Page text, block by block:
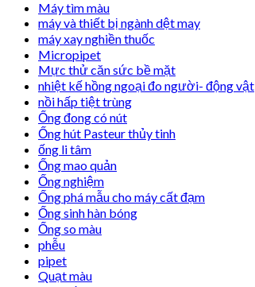
Máy tìm màu
máy và thiết bị ngành dệt may
máy xay nghiền thuốc
Micropipet
Mực thử căn sức bề mặt
nhiệt kế hồng ngoại đo người- động vật
nồi hấp tiệt trùng
Ống đong có nút
Ống hút Pasteur thủy tinh
ống li tâm
Ống mao quản
Ống nghiệm
Ống phá mẫu cho máy cất đạm
Ống sinh hàn bóng
Ống so màu
phễu
pipet
Quạt màu